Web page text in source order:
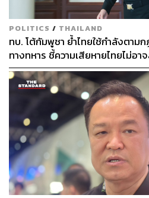
POLITICS / THAILAND
ทบ. โต้กัมพูชา ย้ำไทยใช้กำลังตาม
ทางทหาร ชี้ความเสียหายไทยไม่อ